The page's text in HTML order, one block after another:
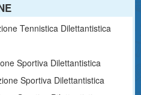
Tennistica Dilettantistica
Sportiva Dilettantistica
Sportiva Dilettantistica